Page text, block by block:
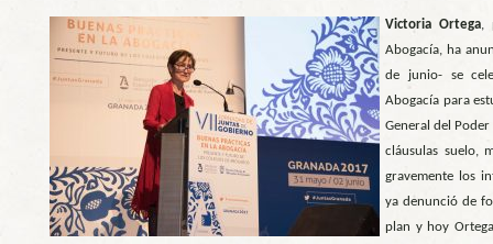
Victoria Ortega,
Abogacía, ha
de junio- se
Abogacía para
General del
cláusulas suelo,
gravemente los
ya denunció de
plan y hoy